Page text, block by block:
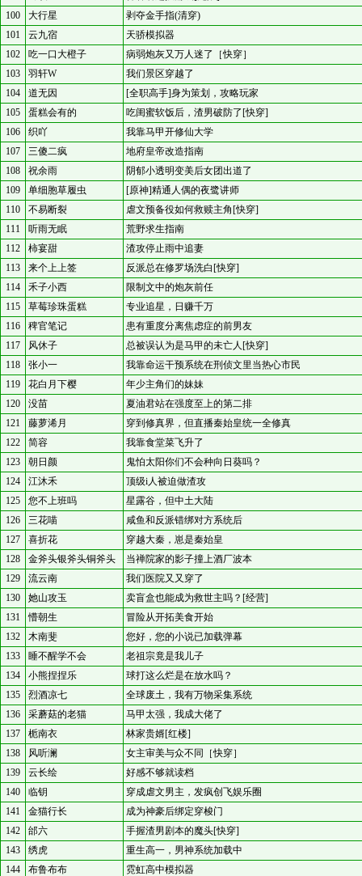
100
大行星
剥夺金手指(清穿)
101
云九宿
天骄模拟器
102
吃一口大橙子
病弱炮灰又万人迷了［快穿］
103
羽轩W
我们景区穿越了
104
道无因
[全职高手]身为策划，攻略玩家
105
蛋糕会有的
吃闺蜜软饭后，渣男破防了[快穿]
106
织吖
我靠马甲开修仙大学
107
三傻二疯
地府皇帝改造指南
108
祝余雨
阴郁小透明变美后女团出道了
109
单细胞草履虫
[原神]精通人偶的夜鹭讲师
110
不易断裂
虐文预备役如何救赎主角[快穿]
111
听雨无眠
荒野求生指南
112
柿宴甜
渣攻停止雨中追妻
113
来个上上签
反派总在修罗场洗白[快穿]
114
禾子小西
限制文中的炮灰前任
115
草莓珍珠蛋糕
专业追星，日赚千万
116
稗官笔记
患有重度分离焦虑症的前男友
117
风休子
总被误认为是马甲的未亡人[快穿]
118
张小一
我靠命运干预系统在刑侦文里当热心市民
119
花白月下樱
年少主角们的妹妹
120
没苗
夏油君站在强度至上的第二排
121
藤萝浠月
穿到修真界，但直播秦始皇统一全修真
122
简容
我靠食堂菜飞升了
123
朝日颜
鬼怕太阳你们不会种向日葵吗？
124
江沐禾
顶级i人被迫做渣攻
125
您不上班吗
星露谷，但中土大陆
126
三花喵
咸鱼和反派错绑对方系统后
127
喜折花
穿越大秦，崽是秦始皇
128
金斧头银斧头铜斧头
当禅院家的影子撞上酒厂波本
129
流云南
我们医院又又穿了
130
她山攻玉
卖盲盒也能成为救世主吗？[经营]
131
懵朝生
冒险从开拓美食开始
132
木南斐
您好，您的小说已加载弹幕
133
睡不醒学不会
老祖宗竟是我儿子
134
小熊捏捏乐
球打这么烂是在放水吗？
135
烈酒凉七
全球废土，我有万物采集系统
136
采蘑菇的老猫
马甲太强，我成大佬了
137
栀南衣
林家贵婿[红楼]
138
风听澜
女主审美与众不同［快穿］
139
云长绘
好感不够就读档
140
临钥
穿成虐文男主，发疯创飞娱乐圈
141
金猫行长
成为神豪后绑定穿梭门
142
邰六
手握渣男剧本的魔头[快穿]
143
绣虎
重生高一，男神系统加载中
144
布鲁布布
霓虹高中模拟器